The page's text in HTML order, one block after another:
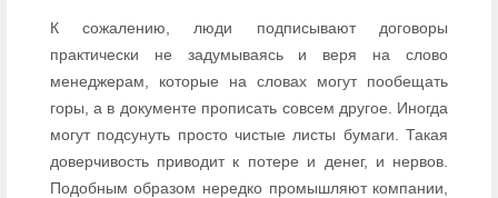
К сожалению, люди подписывают договоры
практически не задумываясь и веря на слово
менеджерам, которые на словах могут пообещать
горы, а в документе прописать совсем другое. Иногда
могут подсунуть просто чистые листы бумаги. Такая
доверчивость приводит к потере и денег, и нервов.
Подобным образом нередко промышляют компании,